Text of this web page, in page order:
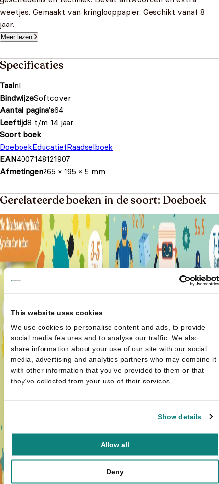
This website uses cookies
We use cookies to personalise content and ads, to provide
social media features and to analyse our traffic. We also
share information about your use of our site with our social
media, advertising and analytics partners who may combine it
with other information that you’ve provided to them or that
they’ve collected from your use of their services.
Show details
Allow all
Deny
weetjes. Gemaakt van kringlooppapier. Geschikt vanaf 8
jaar.
Meer lezen
Specificaties
Taalnl
BindwijzeSoftcover
Aantal pagina's64
Leeftijd8 t/m 14 jaar
Soort boek
DoeboekEducatiefRaadselboek
EAN4007148121907
Afmetingen265 × 195 × 5 mm
Gerelateerde boeken in de soort: Doeboek